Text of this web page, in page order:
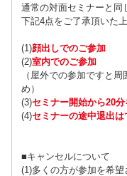
通常の対面セミナーと同
下記4点をご了承頂いた
(1)顔出しでのご参加
(2)室内でのご参加
（屋外での参加ですと
め）
(3)セミナー開始から20分
(4)セミナーの途中退出は
■キャンセルについて
(1)多くの方が参加を希望